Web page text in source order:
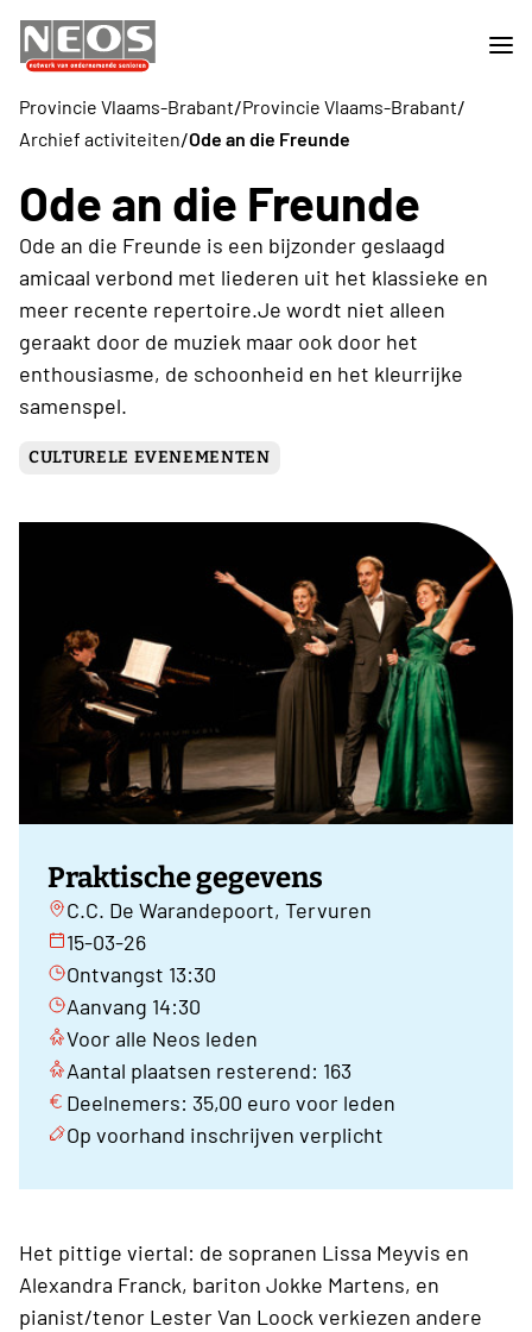
Provincie Vlaams-Brabant/Provincie Vlaams-Brabant/
Archief activiteiten/Ode an die Freunde
Ode an die Freunde
Ode an die Freunde is een bijzonder geslaagd
amicaal verbond met liederen uit het klassieke en
meer recente repertoire.Je wordt niet alleen
geraakt door de muziek maar ook door het
enthousiasme, de schoonheid en het kleurrijke
samenspel.
CULTURELE EVENEMENTEN
Praktische gegevens
C.C. De Warandepoort, Tervuren
15-03-26
Ontvangst 13:30
Aanvang 14:30
Voor alle Neos leden
Aantal plaatsen resterend: 163
Deelnemers: 35,00 euro voor leden
Op voorhand inschrijven verplicht
Het pittige viertal: de sopranen Lissa Meyvis en
Alexandra Franck, bariton Jokke Martens, en
pianist/tenor Lester Van Loock verkiezen andere